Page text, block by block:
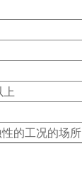
上
的工况的场所